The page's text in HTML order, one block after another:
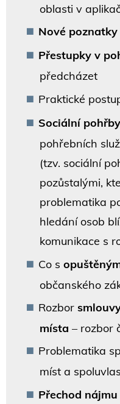
oblasti v
Nové
Přestupky v
předcházet
Praktické
Sociální pohřby
pohřebních
(tzv. sociální
pozůstalými,
problematika
hledání osob
komunikace s
Co s
občanského
Rozbor
místa – rozbor
Problematika
míst a
Přechod nájmu